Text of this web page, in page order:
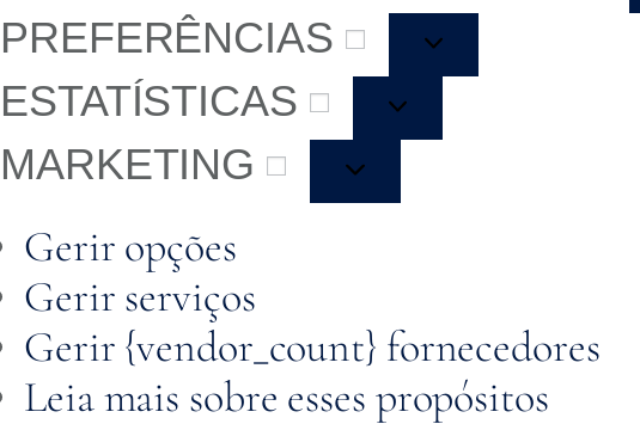
PREFERÊNCIAS
ESTATÍSTICAS
MARKETING
Gerir opções
Gerir serviços
Gerir {vendor_count} fornecedores
Leia mais sobre esses propósitos